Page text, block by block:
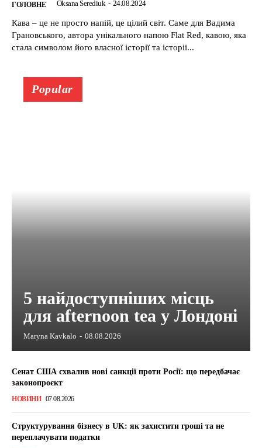
ГОЛОВНЕ Oksana Serediuk - 24.08.2024
Кава – це не просто напій, це цілий світ. Саме для Вадима
Грановського, автора унікального напою Flat Red, кавою, яка
стала символом його власної історії та історії...
Popular
5 найдоступніших місць
для afternoon tea у Лондоні
Maryna Kavkalo - 08.08.2026
Сенат США схвалив нові санкції проти Росії: що передбачає
законопроєкт
НОВИНИ 07.08.2026
Структурування бізнесу в UK: як захистити гроші та не
переплачувати податки